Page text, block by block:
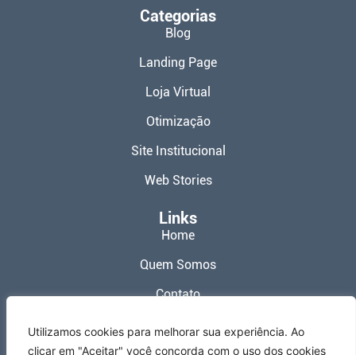
Utilizamos cookies para melhorar sua experiência. Ao
clicar em "Aceitar" você concorda com o uso dos cookies
Categorias
Blog
Landing Page
Loja Virtual
Otimização
Site Institucional
Web Stories
Links
Home
Quem Somos
Contato